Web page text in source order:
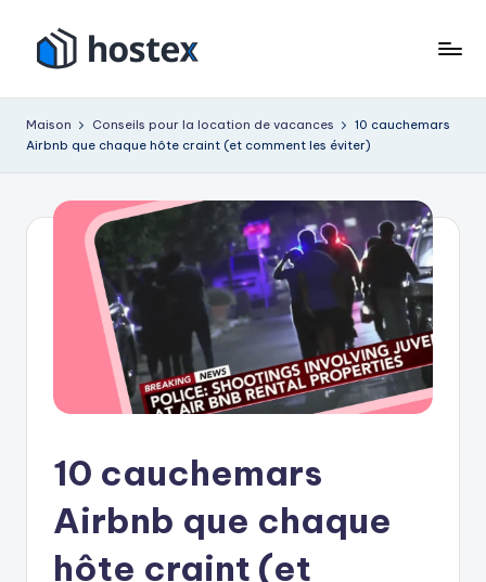
Accéder
contenu
o
s
location
en
pilotage
automatique
Maison Conseils pour la location de vacances
10 cauchemars
Airbnb que chaque hôte craint (et comment les éviter)
10 cauchemars
Airbnb que chaque
hôte craint (et